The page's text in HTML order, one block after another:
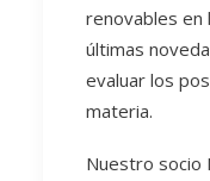
renovables en
últimas
evaluar los
materia.
Nuestro socio